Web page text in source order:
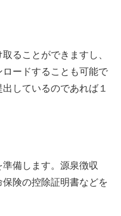
ることができますし、
ードすることも可能で
しているのであれば１
備します。源泉徴収
険の控除証明書などを